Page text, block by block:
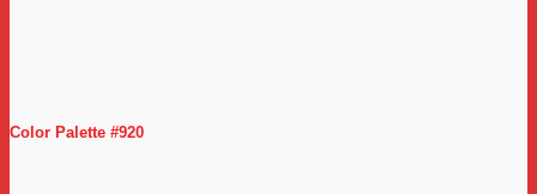
Color Palette #920